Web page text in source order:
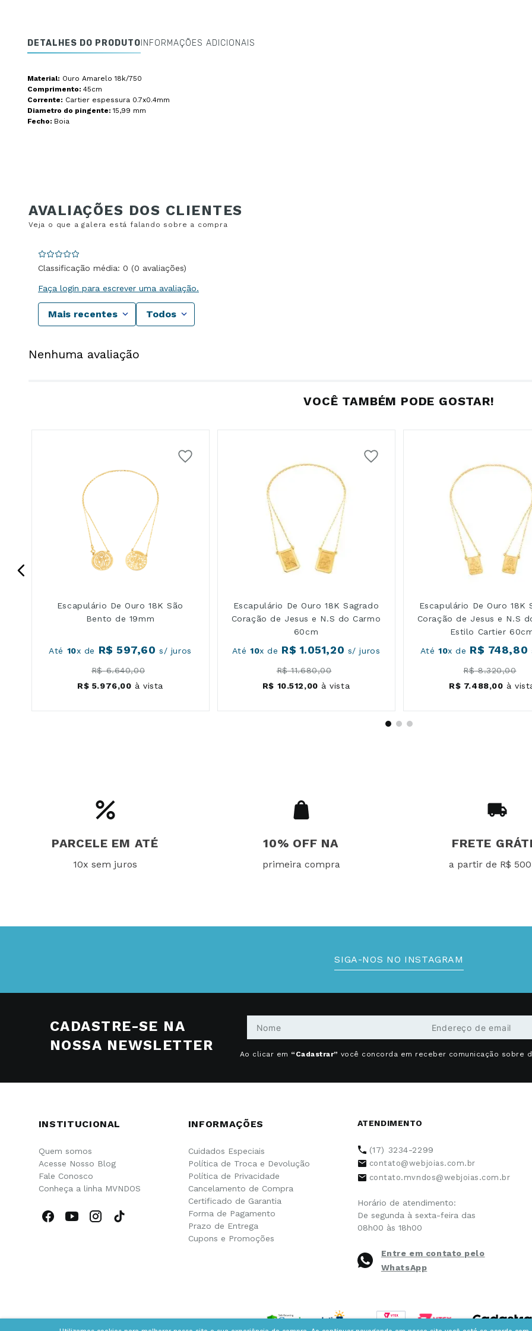
DETALHES DO PRODUTO INFORMAÇÕES ADICIONAIS
Material: Ouro Amarelo 18k/750
Comprimento: 45cm
Corrente: Cartier espessura 0.7x0.4mm
Diametro do pingente:15,99 mm
Fecho: Boia
Classificação média: 0 (0 avaliações)
Faça login para escrever uma avaliação.
Mais recentes Todos
Nenhuma avaliação
VOCÊ TAMBÉM PODE GOSTAR!
Escapulário De Ouro 18K São
Bento de 19mm
Até 10x de R$ 597,60 s/ juros
R$ 6.640,00
R$ 5.976,00 à vista
Escapulário De Ouro 18K Sagrado
Coração de Jesus e N.S do Carmo
60cm
Até10x de R$ 1.051,20 s/ juros
R$ 11.680,00
R$ 10.512,00 à vista
Escapulário De Ouro 18K
Coração de Jesus e N.S
Estilo Cartier
Até10x de R$ 748,80
R$ 8.320,00
R$ 7.488,00 à
PARCELE EM ATÉ
10x sem juros
10% OFF NA
primeira compra
FRETE
a partir de R$
SIGA-NOS NO INSTAGRAM
CADASTRE-SE NA
NOSSA NEWSLETTER
Ao clicar em “Cadastrar” você concorda em receber comunicação sobre
INSTITUCIONAL
Quem somos
Acesse Nosso Blog
Fale Conosco
Conheça a linha MVNDOS
INFORMAÇÕES
Cuidados Especiais
Política de Troca e Devolução
Política de Privacidade
Cancelamento de Compra
Certificado de Garantia
Forma de Pagamento
Prazo de Entrega
Cupons e Promoções
ATENDIMENTO
(17) 3234-2299
contato@webjoias.com.br
contato.mvndos@webjoias.com.br
Horário de atendimento:
De segunda à sexta-feira das
08h00 às 18h00
Entre em contato pelo
WhatsApp